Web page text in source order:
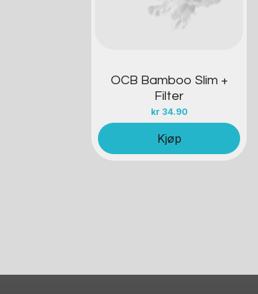
OCB Bamboo Slim +
Filter
kr 34.90
Kjøp